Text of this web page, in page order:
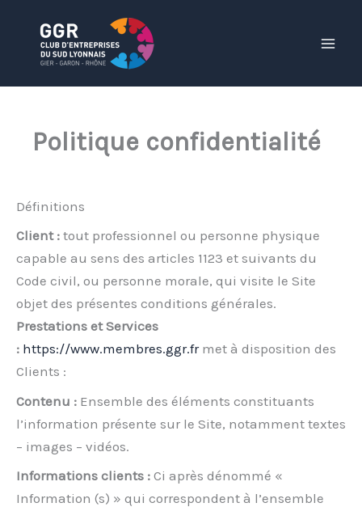
contenu
Politique confidentialité
Définitions
Client : tout professionnel ou personne physique
capable au sens des articles 1123 et suivants du
Code civil, ou personne morale, qui visite le Site
objet des présentes conditions générales.
Prestations et Services
: https://www.membres.ggr.frmet à disposition des
Clients :
Contenu : Ensemble des éléments constituants
l’information présente sur le Site, notamment textes
– images – vidéos.
Informations clients : Ci après dénommé «
Information (s) » qui correspondent à l’ensemble